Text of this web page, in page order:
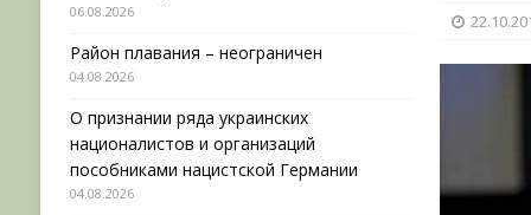
06.08.2026
Район плавания – неограничен
04.08.2026
О признании ряда украинских
националистов и организаций
пособниками нацистской Германии
04.08.2026